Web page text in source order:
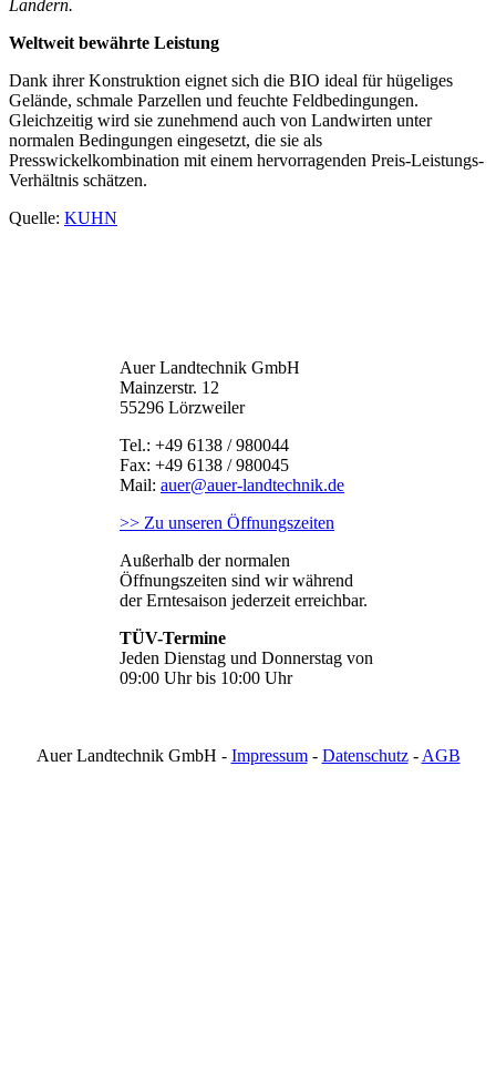
Ländern.
Weltweit bewährte Leistung
Dank ihrer Konstruktion eignet sich die BIO ideal für hügeliges
Gelände, schmale Parzellen und feuchte Feldbedingungen.
Gleichzeitig wird sie zunehmend auch von Landwirten unter
normalen Bedingungen eingesetzt, die sie als
Presswickelkombination mit einem hervorragenden Preis-Leistungs-
Verhältnis schätzen.
Quelle: KUHN
Auer Landtechnik GmbH
Mainzerstr. 12
55296 Lörzweiler
Tel.: +49 6138 / 980044
Fax: +49 6138 / 980045
Mail: auer@auer-landtechnik.de
>> Zu unseren Öffnungszeiten
Außerhalb der normalen
Öffnungszeiten sind wir während
der Erntesaison jederzeit erreichbar.
TÜV-Termine
Jeden Dienstag und Donnerstag von
09:00 Uhr bis 10:00 Uhr
Auer Landtechnik GmbH - Impressum- Datenschutz- AGB